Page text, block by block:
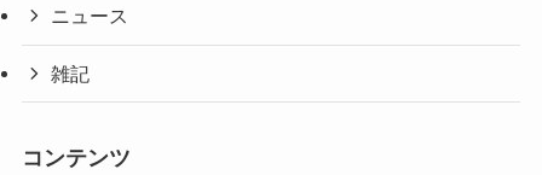
ニュース
雑記
コンテンツ